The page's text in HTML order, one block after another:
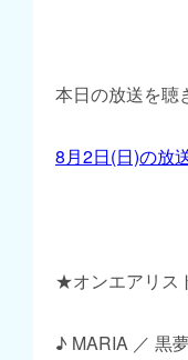
本日の放送を聴
8月2日(日)の放
★オンエアリ
♪ MARIA ／ 黒